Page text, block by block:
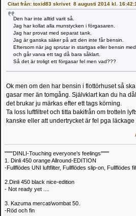
Citat från: toxid83 skrivet 8 augusti 2014 kl.
Den har inte alltid varit så.
Jag har kollat alla munstycken i förgasaren.
Jag har provat med separat tank.
Jag är ganska säker på att den inte får bensin.
Eftersom när jag sprutar in startgas eller bensin
och går varva ett tag då bara såklart.
Så det är troligt ett förgasar fel men vad???
Ok men om den har bensin i flottörhuset så
gasar mer än tomgång. Självklart kan du ha
det brukar ju märkas efter ett tags körning.
Ta loss luftfiltret och titta bakifrån om trotteln
kanske eller att undertrycket är fel pga
""""DINLI-Touching everyone’s feelings""""
1. Dinli 450 orange Allround-EDITION
-Fullflödes UNI luftfilter, Fullflödes slip-on, Fullflödes
2.Dinli 450 black nice-edition
- Not ready yet ....
3. Kazuma mercat/wombat 50.
-Röd och fin